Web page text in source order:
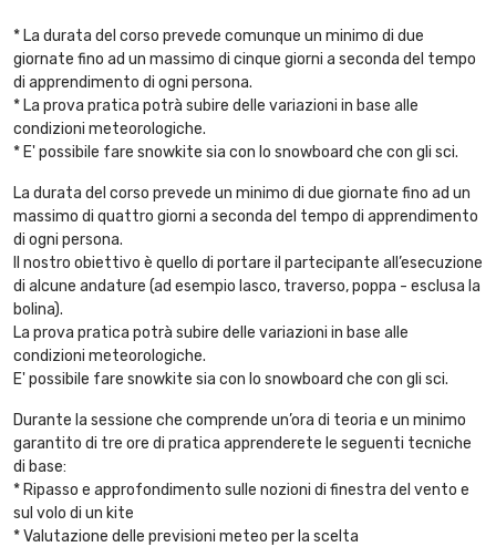
* La durata del corso prevede comunque un minimo di due
giornate fino ad un massimo di cinque giorni a seconda del tempo
di apprendimento di ogni persona.
* La prova pratica potrà subire delle variazioni in base alle
condizioni meteorologiche.
* E' possibile fare snowkite sia con lo snowboard che con gli sci.
La durata del corso prevede un minimo di due giornate fino ad un
massimo di quattro giorni a seconda del tempo di apprendimento
di ogni persona.
Il nostro obiettivo è quello di portare il partecipante all’esecuzione
di alcune andature (ad esempio lasco, traverso, poppa - esclusa la
bolina).
La prova pratica potrà subire delle variazioni in base alle
condizioni meteorologiche.
E' possibile fare snowkite sia con lo snowboard che con gli sci.
Durante la sessione che comprende un’ora di teoria e un minimo
garantito di tre ore di pratica apprenderete le seguenti tecniche
di base:
* Ripasso e approfondimento sulle nozioni di finestra del vento e
sul volo di un kite
* Valutazione delle previsioni meteo per la scelta